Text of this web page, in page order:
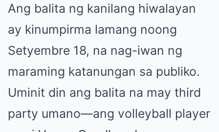
Ang balita ng kanilang hiwalayan
ay kinumpirma lamang noong
Setyembre 18, na nag-iwan ng
maraming katanungan sa publiko.
Uminit din ang balita na may third
party umano—ang volleyball player